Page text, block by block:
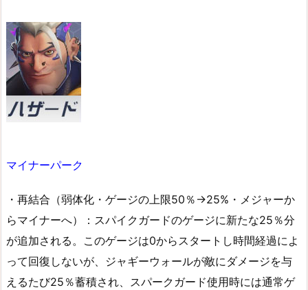
マイナーパーク
・再結合（弱体化・ゲージの上限50％→25%・メジャーか
らマイナーへ）：スパイクガードのゲージに新たな25％分
が追加される。このゲージは0からスタートし時間経過によ
って回復しないが、ジャギーウォールが敵にダメージを与
えるたび25％蓄積され、スパークガード使用時には通常ゲ